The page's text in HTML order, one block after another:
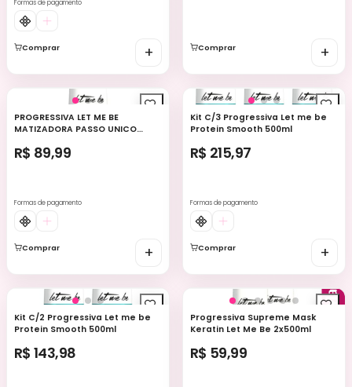
Formas de pagamento
Comprar + Comprar +
PROGRESSIVA LET ME BE
MATIZADORA PASSO UNICO
R$ 89,99
Formas de pagamento
Comprar +
Kit C/3 Progressiva Let me be
Protein Smooth 500ml
R$ 215,97
Formas de pagamento
Comprar +
Kit C/2 Progressiva Let me be
Protein Smooth 500ml
R$ 143,98
Progressiva Supreme Mask
Keratin Let Me Be 2x500ml
R$ 59,99